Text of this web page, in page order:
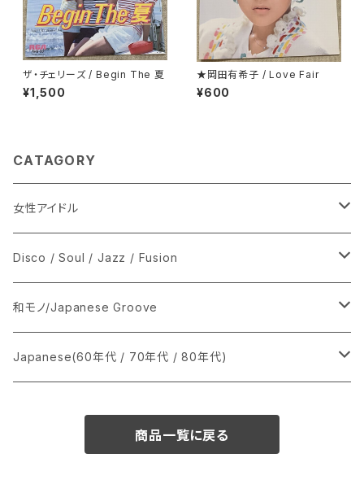
ザ・チェリーズ / Begin The 夏
¥1,500
★岡田有希子 / Love Fair
¥600
CATAGORY
女性アイドル
シングル盤
あ行
か行
LP
CD
Disco / Soul / Jazz / Fusion
シングル盤
A
12インチ・シングル
和モノ/Japanese Groove
シングル盤
Japanese(60年代 / 70年代 / 80年代)
商品一覧に戻る